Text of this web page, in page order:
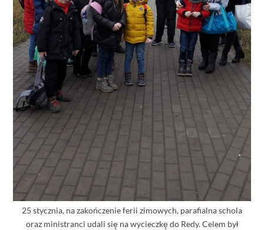
25 stycznia, na zakończenie ferii zimowych, parafialna schola
oraz ministranci udali się na wycieczkę do Redy. Celem był